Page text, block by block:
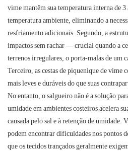
vime mantêm sua temperatura interna de 3
temperatura ambiente, eliminando a
resfriamento adicionais. Segundo, a
impactos sem rachar — crucial quando a
terrenos irregulares, o porta-malas de um
Terceiro, as cestas de piquenique de vime
mais leves e duráveis ​​do que suas
No entanto, o salgueiro não é a solução
umidade em ambientes costeiros acelera
causada pelo sal e à retenção de umidade.
podem encontrar dificuldades nos pontos
que os tecidos trançados geralmente